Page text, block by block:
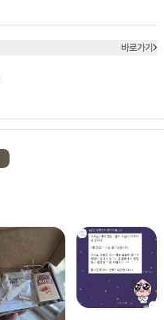
바로가기